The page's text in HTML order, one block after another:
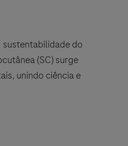
sustentabilidade do
(SC) surge
unindo ciência e